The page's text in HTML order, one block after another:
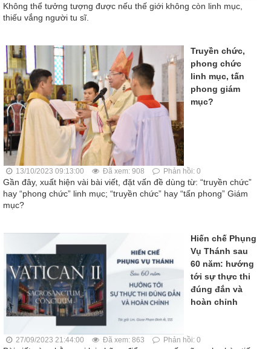
Không thể tưởng tượng được nếu thế giới không còn linh mục,
thiếu vắng người tu sĩ.
Truyền chức,
phong chức
linh mục, tấn
phong giám
mục?
13/10/2023 09:13:00 Đã xem: 908 Phản hồi: 0
Gần đây, xuất hiện vài bài viết, đặt vấn đề dùng từ: “truyền chức”
hay “phong chức” linh mục; “truyền chức” hay “tấn phong” Giám
mục?
Hiến chế Phụng
Vụ Thánh sau
60 năm: hướng
tới sự thực thi
đúng đắn và
hoàn chỉnh
27/09/2023 21:44:00 Đã xem: 863 Phản hồi: 0